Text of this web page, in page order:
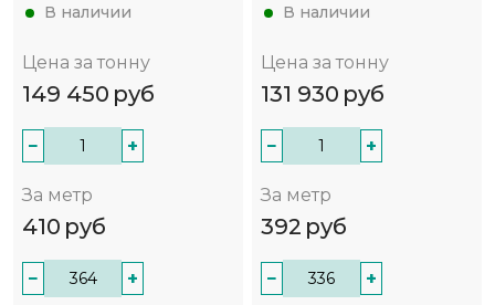
В наличии
Цена за тонну
149 450 руб
− +
За метр
410 руб
− +
В наличии
Цена за тонну
131 930 руб
− +
За метр
392 руб
− +